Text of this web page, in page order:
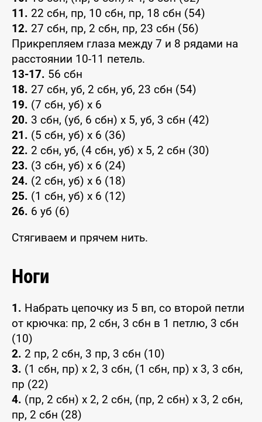
11. 22 сбн, пр, 10 сбн, пр, 18 сбн (54)
12. 27 сбн, пр, 2 сбн, пр, 23 сбн (56)
Прикрепляем глаза между 7 и 8 рядами на
расстоянии 10-11 петель.
13-17. 56 сбн
18. 27 сбн, уб, 2 сбн, уб, 23 сбн (54)
19. (7 сбн, уб) х 6
20. 3 сбн, (уб, 6 сбн) х 5, уб, 3 сбн (42)
21. (5 сбн, уб) х 6 (36)
22. 2 сбн, уб, (4 сбн, уб) х 5, 2 сбн (30)
23. (3 сбн, уб) х 6 (24)
24. (2 сбн, уб) х 6 (18)
25. (1 сбн, уб) х 6 (12)
26. 6 уб (6)
Стягиваем и прячем нить.
Ноги
1. Набрать цепочку из 5 вп, со второй петли
от крючка: пр, 2 сбн, 3 сбн в 1 петлю, 3 сбн
(10)
2. 2 пр, 2 сбн, 3 пр, 3 сбн (10)
3. (1 сбн, пр) х 2, 3 сбн, (1 сбн, пр) х 3, 3 сбн,
пр (22)
4. (пр, 2 сбн) х 2, 2 сбн, (пр, 2 сбн) х 3, 2 сбн,
пр, 2 сбн (28)